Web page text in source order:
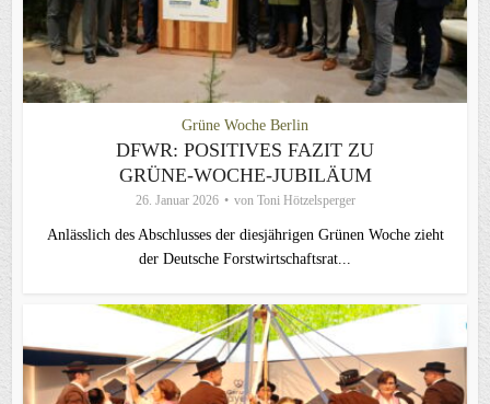
Grüne Woche Berlin
DFWR: POSITIVES FAZIT ZU
GRÜNE-WOCHE-JUBILÄUM
26. Januar 2026 von Toni Hötzelsperger
Anlässlich des Abschlusses der diesjährigen Grünen Woche zieht
der Deutsche Forstwirtschaftsrat...